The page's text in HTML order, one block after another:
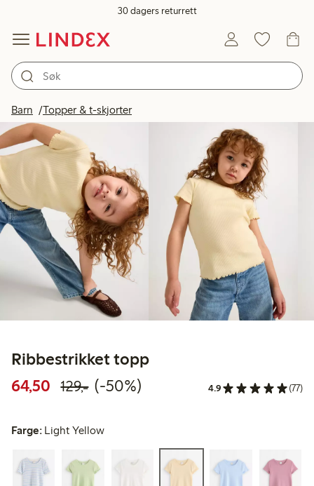
30 dagers returrett
Barn Topper & t-skjorter
Ribbestrikket topp
64,50 Rabattert pris: 64,50 kr
129,-Vanlig pris: 129,00 kr
50% rabatt
(-50%) 4.9 (77)
Farge: Light Yellow